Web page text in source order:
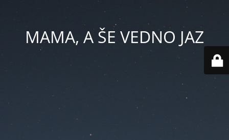
MAMA, A ŠE VEDNO JAZ